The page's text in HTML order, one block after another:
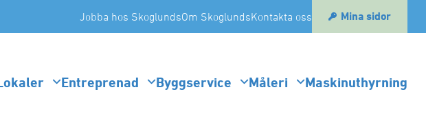
Jobba hos SkoglundsOm SkoglundsKontakta oss Mina sidor
Entreprenad Byggservice Måleri Maskinuthyrning